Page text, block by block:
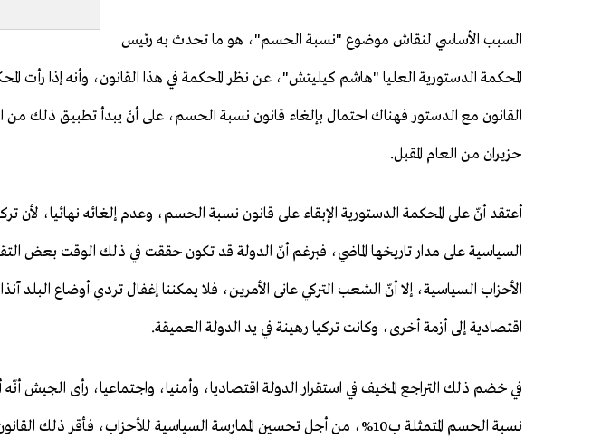
السبب الأساسي لنقاش موضوع "نسبة الحسم"، هو ما تحدث به رئيس
المحكمة الدستورية العليا "هاشم كيليتش"، عن نظر المحكمة في هذا القانون، وأنه إذا رأت
القانون مع الدستور فهناك احتمال بإلغاء قانون نسبة الحسم، على أنْ يبدأ تطبيق ذلك من
حزيران من العام المقبل.
أعتقد أنّ على المحكمة الدستورية الإبقاء على قانون نسبة الحسم، وعدم إلغائه نهائيا، لأن
السياسية على مدار تاريخها الماضي، فبرغم أنّ الدولة قد تكون حققت في ذلك الوقت بعض
الأحزاب السياسية، إلا أنّ الشعب التركي عانى الأمرين، فلا يمكننا إغفال تردي أوضاع البلد
اقتصادية إلى أزمة أخرى، وكانت تركيا رهينة في يد الدولة العميقة.
في خضم ذلك التراجع المخيف في استقرار الدولة اقتصاديا، وأمنيا، واجتماعيا، رأى الجيش
نسبة الحسم المتمثلة ب10%، من أجل تحسين الممارسة السياسية للأحزاب، فأقر